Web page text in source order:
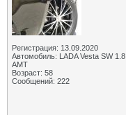
Регистрация: 13.09.2020
Автомобиль: LADA Vesta SW 1.8
AMT
Возраст: 58
Сообщений: 222